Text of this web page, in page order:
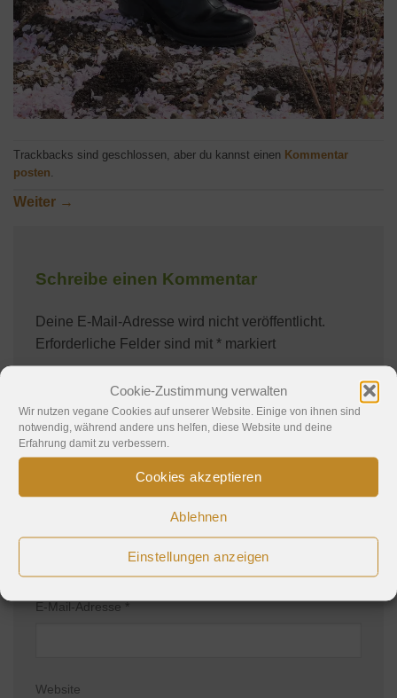
Cookie-Zustimmung verwalten
Wir nutzen vegane Cookies auf unserer Website. Einige von ihnen sind
notwendig, während andere uns helfen, diese Website und deine
Erfahrung damit zu verbessern.
Cookies akzeptieren
Ablehnen
Einstellungen anzeigen
Trackbacks sind geschlossen, aber du kannst einen Kommentar
posten
Weiter →
Schreibe einen Kommentar
Deine E-Mail-Adresse wird nicht veröffentlicht.
Erforderliche Felder sind mit * markiert
Kommentar*
E-Mail-Adresse *
Website